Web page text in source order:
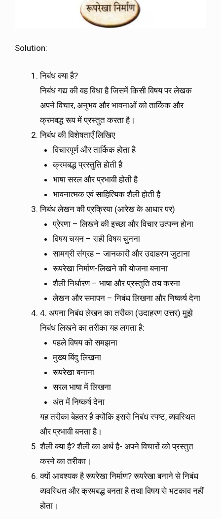
Solution:
निबंध क्या है?
निबंध गद्य की वह विधा है जिसमें किसी विषय पर लेखक
अपने विचार, अनुभव और भावनाओं को तार्किक और
क्रमबद्ध रूप में प्रस्तुत करता है।
निबंध की विशेषताएँ लिखिए
विचारपूर्ण और तार्किक होता है
क्रमबद्ध प्रस्तुति होती है
भाषा सरल और प्रभावी होती है
भावनात्मक एवं साहित्यिक शैली होती है
निबंध लेखन की प्रक्रिया (आरेख के आधार पर)
प्रेरणा – लिखने की इच्छा और विचार उत्पन्न होना
विषय चयन – सही विषय चुनना
सामग्री संग्रह – जानकारी और उदाहरण जुटाना
रूपरेखा निर्माण-लिखने की योजना बनाना
शैली निर्धारण – भाषा और प्रस्तुति तय करना
लेखन और समापन – निबंध लिखना और निष्कर्ष देना
4. अपना निबंध लेखन का तरीका (उदाहरण उत्तर) मुझे
निबंध लिखने का तरीका यह लगता है:
पहले विषय को समझना
मुख्य बिंदु लिखना
रूपरेखा बनाना
सरल भाषा में लिखना
अंत में निष्कर्ष देना
यह तरीका बेहतर है क्योंकि इससे निबंध स्पष्ट, व्यवस्थित
और प्रभावी बनता है।
शैली क्या है? शैली का अर्थ है- अपने विचारों को प्रस्तुत
करने का तरीका।
क्यों आवश्यक है रूपरेखा निर्माण? रूपरेखा बनाने से निबंध
व्यवस्थित और क्रमबद्ध बनता है तथा विषय से भटकाव नहीं
होता।